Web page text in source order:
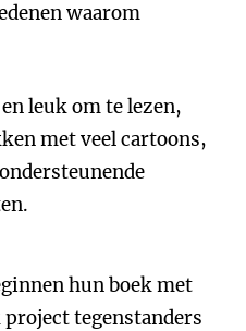
waarom
leuk om te lezen,
met veel cartoons,
hun boek met
tegenstanders